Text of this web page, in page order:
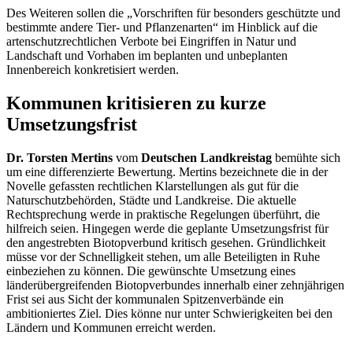
Des Weiteren sollen die „Vorschriften für besonders geschützte und
bestimmte andere Tier- und Pflanzenarten“ im Hinblick auf die
artenschutzrechtlichen Verbote bei Eingriffen in Natur und
Landschaft und Vorhaben im beplanten und unbeplanten
Innenbereich konkretisiert werden.
Kommunen kritisieren zu kurze
Umsetzungsfrist
Dr. Torsten Mertins vom Deutschen Landkreistag bemühte sich
um eine differenzierte Bewertung. Mertins bezeichnete die in der
Novelle gefassten rechtlichen Klarstellungen als gut für die
Naturschutzbehörden, Städte und Landkreise. Die aktuelle
Rechtsprechung werde in praktische Regelungen überführt, die
hilfreich seien. Hingegen werde die geplante Umsetzungsfrist für
den angestrebten Biotopverbund kritisch gesehen. Gründlichkeit
müsse vor der Schnelligkeit stehen, um alle Beteiligten in Ruhe
einbeziehen zu können. Die gewünschte Umsetzung eines
länderübergreifenden Biotopverbundes innerhalb einer zehnjährigen
Frist sei aus Sicht der kommunalen Spitzenverbände ein
ambitioniertes Ziel. Dies könne nur unter Schwierigkeiten bei den
Ländern und Kommunen erreicht werden.